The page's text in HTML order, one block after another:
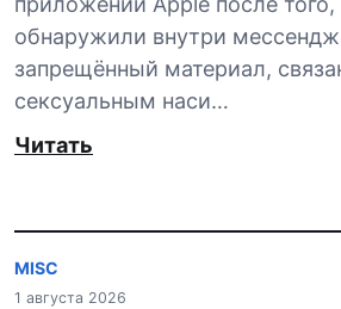
обнаружили внутри
запрещённый материал,
сексуальным наси…
Читать
MISC
1 августа 2026